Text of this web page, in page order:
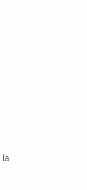
la